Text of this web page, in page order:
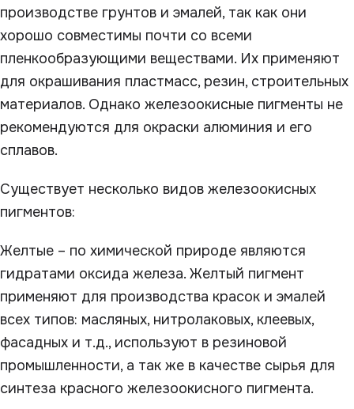
производстве грунтов и эмалей, так как они
хорошо совместимы почти со всеми
пленкообразующими веществами. Их применяют
для окрашивания пластмасс, резин, строительных
материалов. Однако железоокисные пигменты не
рекомендуются для окраски алюминия и его
сплавов.
Существует несколько видов железоокисных
пигментов:
Желтые – по химической природе являются
гидратами оксида железа. Желтый пигмент
применяют для производства красок и эмалей
всех типов: масляных, нитролаковых, клеевых,
фасадных и т.д., используют в резиновой
промышленности, а так же в качестве сырья для
синтеза красного железоокисного пигмента.